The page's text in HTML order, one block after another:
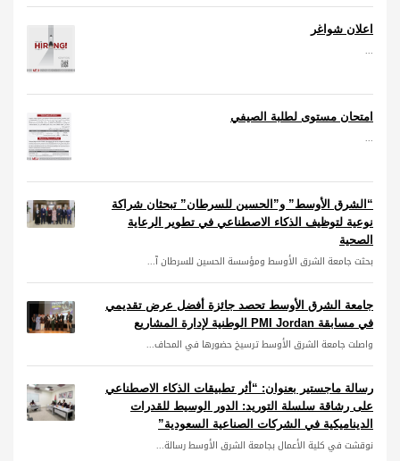
اعلان شواغر
...
امتحان مستوى لطلبة الصيفي
...
“الشرق الأوسط” و”الحسين للسرطان” تبحثان شراكة
نوعية لتوظيف الذكاء الاصطناعي في تطوير الرعاية
الصحية
بحثت جامعة الشرق الأوسط ومؤسسة الحسين للسرطان آ...
جامعة الشرق الأوسط تحصد جائزة أفضل عرض تقديمي
في مسابقة PMI Jordan الوطنية لإدارة المشاريع
واصلت جامعة الشرق الأوسط ترسيخ حضورها في المحاف...
رسالة ماجستير بعنوان: “أثر تطبيقات الذكاء الاصطناعي
على رشاقة سلسلة التوريد: الدور الوسيط للقدرات
الديناميكية في الشركات الصناعية السعودية”
نوقشت في كلية الأعمال بجامعة الشرق الأوسط رسالة...